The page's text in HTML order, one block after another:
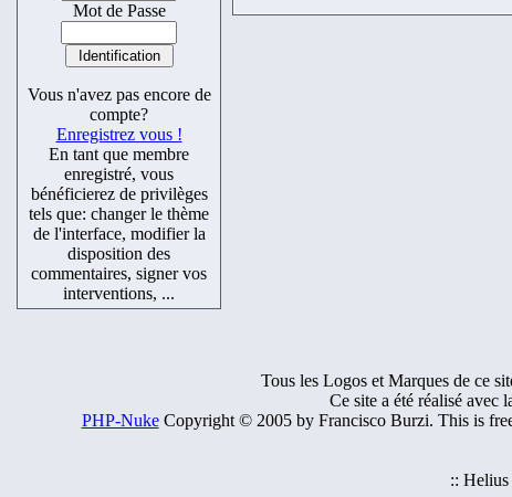
Mot de Passe
Vous n'avez pas encore de
compte?
Enregistrez vous !
En tant que membre
enregistré, vous
bénéficierez de privilèges
tels que: changer le thème
de l'interface, modifier la
disposition des
commentaires, signer vos
interventions, ...
Tous les Logos et Marques de ce
Ce site a été réalisé avec
PHP-NukeCopyright © 2005 by Francisco Burzi. This is
::